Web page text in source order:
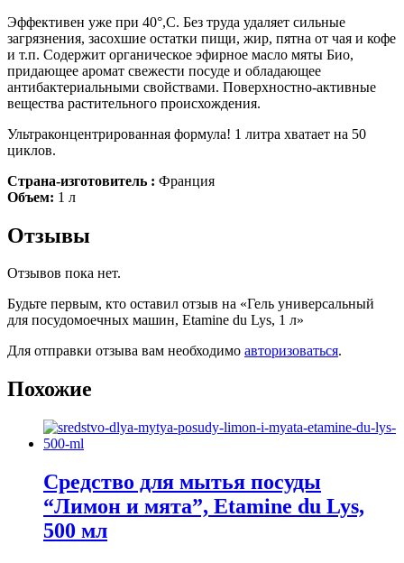
Эффективен уже при 40°,C. Без труда удаляет сильные
загрязнения, засохшие остатки пищи, жир, пятна от чая и кофе
и т.п. Содержит органическое эфирное масло мяты Био,
придающее аромат свежести посуде и обладающее
антибактериальными свойствами. Поверхностно-активные
вещества растительного происхождения.
Ультраконцентрированная формула! 1 литра хватает на 50
циклов.
Страна-изготовитель : Франция
Объем: 1 л
Отзывы
Отзывов пока нет.
Будьте первым, кто оставил отзыв на «Гель универсальный
для посудомоечных машин, Etamine du Lys, 1 л»
Для отправки отзыва вам необходимо авторизоваться.
Похожие
Средство для мытья посуды
“Лимон и мята”, Etamine du Lys,
500 мл